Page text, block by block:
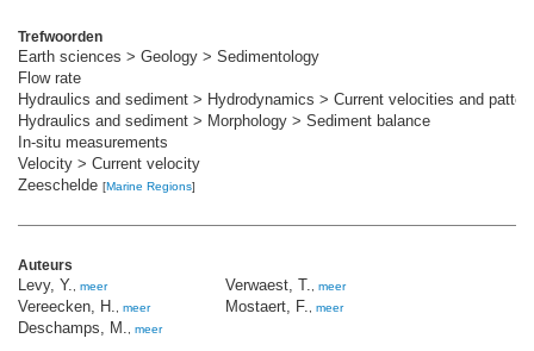
Trefwoorden
Earth sciences > Geology > Sedimentology
Flow rate
Hydraulics and sediment > Hydrodynamics > Current velocities and
Hydraulics and sediment > Morphology > Sediment balance
In-situ measurements
Velocity > Current velocity
Zeeschelde [Marine Regions]
Auteurs
Levy, Y. meer
Vereecken, H. meer
Deschamps, M. meer
Verwaest, T. meer
Mostaert, F. meer